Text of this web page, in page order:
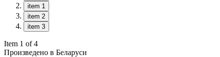
item 1
item 2
item 3
Item 1 of 4
Произведено в Беларуси